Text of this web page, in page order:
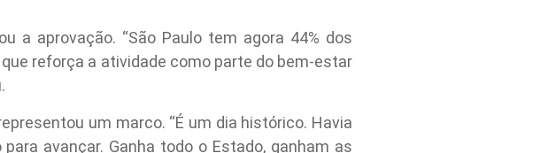
a aprovação. “São Paulo tem agora 44% dos
reforça a atividade como parte do bem-estar
um marco. “É um dia histórico. Havia
avançar. Ganha todo o Estado, ganham as